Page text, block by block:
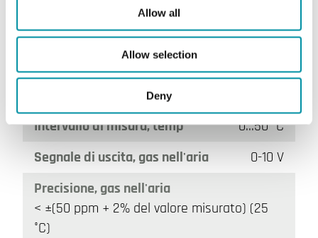
Allow all
Allow selection
Deny
CO2+ Ni1000
Intervallo di misura, temp
0…50 °C
Segnale di uscita, gas nell'aria
0-10 V
Precisione, gas nell'aria
< ±(50 ppm + 2% del valore misurato) (25
°C)